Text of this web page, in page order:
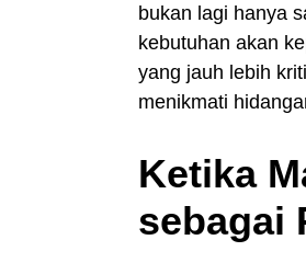
bukan lagi hanya
kebutuhan akan
yang jauh lebih
menikmati
Ketika
sebagai